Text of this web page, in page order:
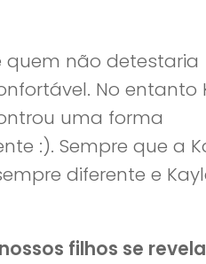
quem não detestaria
No entanto
uma forma
:). Sempre que a
diferente e
filhos se